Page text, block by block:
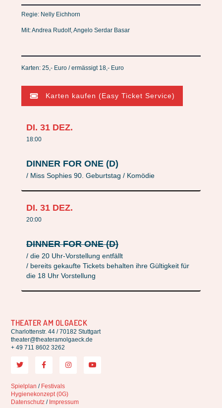
Regie: Nelly Eichhorn
Mit: Andrea Rudolf, Angelo Serdar Basar
Karten: 25,- Euro / ermässigt 18,- Euro
Karten kaufen (Easy Ticket Service)
DI. 31 DEZ.
18:00
DINNER FOR ONE (D)
/ Miss Sophies 90. Geburtstag / Komödie
DI. 31 DEZ.
20:00
DINNER FOR ONE (D)
/ die 20 Uhr-Vorstellung entfällt
/ bereits gekaufte Tickets behalten ihre Gültigkeit für
die 18 Uhr Vorstellung
THEATER AM OLGAECK
Charlottenstr. 44 / 70182 Stuttgart
theater@theateramolgaeck.de
+ 49 711 8602 3262
Spielplan / Festivals
Hygienekonzept (0G)
Datenschutz / Impressum